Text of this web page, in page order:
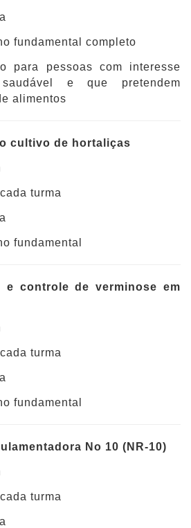
fundamental completo
para pessoas com interesse
e que pretendem
alimentos
cultivo de hortaliças
turma
fundamental
e controle de verminose em
turma
fundamental
No 10 (NR-10)
turma